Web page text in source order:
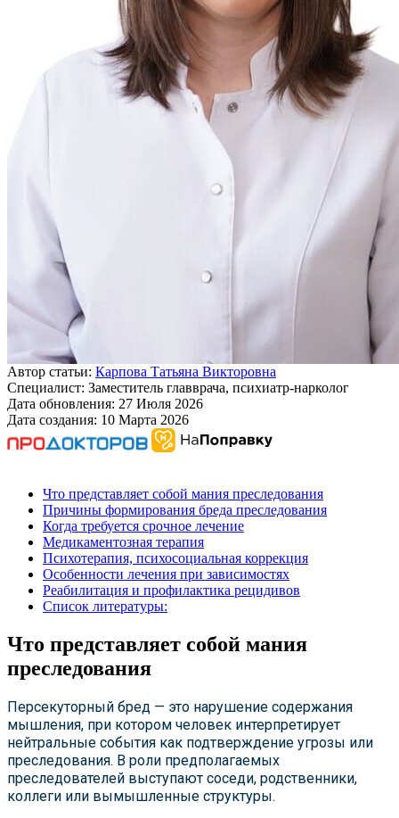
Автор статьи: Карпова Татьяна Викторовна
Специалист: Заместитель главврача, психиатр-нарколог
Дата обновления: 27 Июля 2026
Дата создания: 10 Марта 2026
Что представляет собой мания преследования
Причины формирования бреда преследования
Когда требуется срочное лечение
Медикаментозная терапия
Психотерапия, психосоциальная коррекция
Особенности лечения при зависимостях
Реабилитация и профилактика рецидивов
Список литературы:
Что представляет собой мания
преследования
Персекуторный бред — это нарушение содержания
мышления, при котором человек интерпретирует
нейтральные события как подтверждение угрозы или
преследования. В роли предполагаемых
преследователей выступают соседи, родственники,
коллеги или вымышленные структуры.